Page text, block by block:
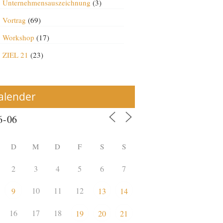
Unternehmensauszeichnung (3)
Vortrag (69)
Workshop (17)
ZIEL 21 (23)
D M D F S S
2 3 4 5 6 7
9 10 11 12 13 14
16 17 18 19 20 21